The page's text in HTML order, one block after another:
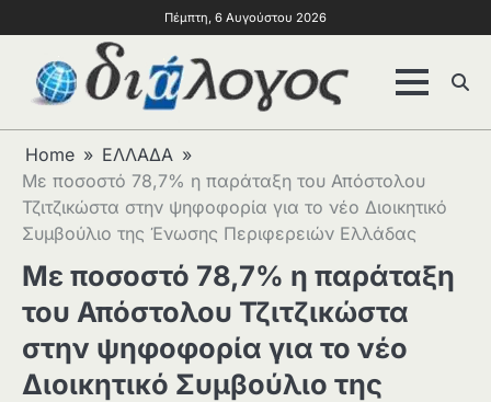
Πέμπτη, 6 Αυγούστου 2026
Home
ΕΛΛΑΔΑ
Με ποσοστό 78,7% η παράταξη του Απόστολου
Τζιτζικώστα στην ψηφοφορία για το νέο Διοικητικό
Συμβούλιο της Ένωσης Περιφερειών Ελλάδας
Με ποσοστό 78,7% η παράταξη
του Απόστολου Τζιτζικώστα
στην ψηφοφορία για το νέο
Διοικητικό Συμβούλιο της